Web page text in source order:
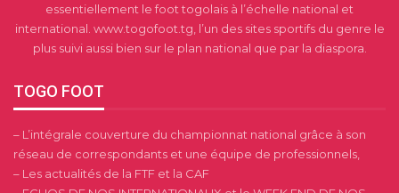
essentiellement le foot togolais à l’échelle national et
international. www.togofoot.tg, l’un des sites sportifs du genre le
plus suivi aussi bien sur le plan national que par la diaspora.
TOGO FOOT
– L’intégrale couverture du championnat national grâce à son
réseau de correspondants et une équipe de professionnels,
– Les actualités de la FTF et la CAF